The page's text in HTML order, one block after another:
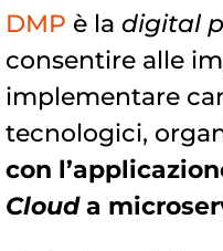
DMP è la digital
consentire alle
implementare
tecnologici,
con
Clouda